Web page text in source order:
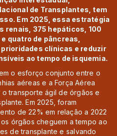
de Transplantes, tem
Em 2025, essa estratégia
renais, 375 hepáticos, 100
quatro de pâncreas,
clínicas e reduzir
ao tempo de isquemia.
o esforço conjunto entre o
aéreas e a Força Aérea
o transporte ágil de órgãos e
Em 2025, foram
de 22% em relação a 2022
órgãos cheguem a tempo ao
de transplante e salvando